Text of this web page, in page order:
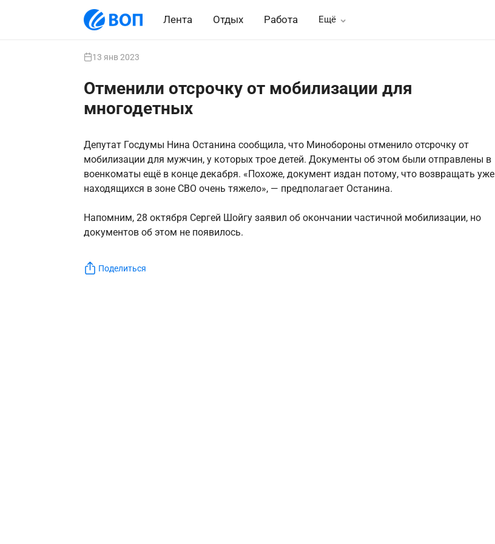
Лента Отдых Работа Ещё
13 янв 2023
Отменили отсрочку от мобилизации для
многодетных
Депутат Госдумы Нина Останина сообщила, что Минобороны отменило отсрочку от
мобилизации для мужчин, у которых трое детей. Документы об этом были отправлены в
военкоматы ещё в конце декабря. «Похоже, документ издан потому, что возвращать уже
находящихся в зоне СВО очень тяжело», — предполагает Останина.
Напомним, 28 октября Сергей Шойгу заявил об окончании частичной мобилизации, но
документов об этом не появилось.
Поделиться